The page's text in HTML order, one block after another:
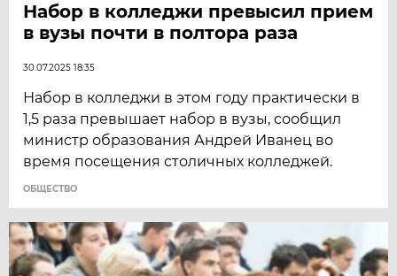
Набор в колледжи превысил прием
в вузы почти в полтора раза
30.07.2025 18:35
Набор в колледжи в этом году практически в
1,5 раза превышает набор в вузы, сообщил
министр образования Андрей Иванец во
время посещения столичных колледжей.
ОБЩЕСТВО